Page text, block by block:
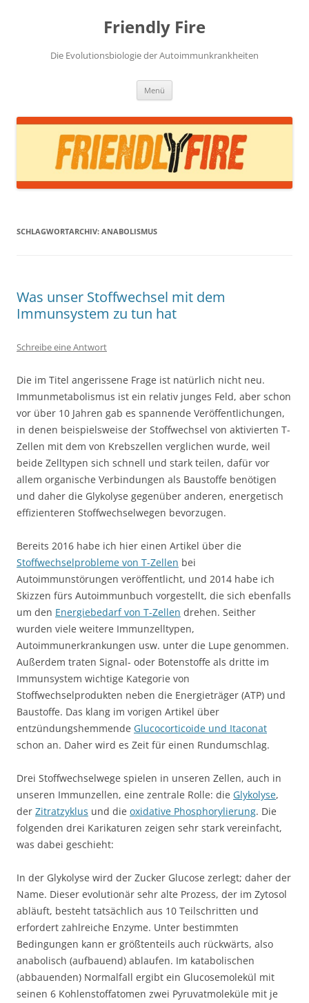
Friendly Fire
Die Evolutionsbiologie der Autoimmunkrankheiten
Menü
SCHLAGWORTARCHIV: ANABOLISMUS
Was unser Stoffwechsel mit dem
Immunsystem zu tun hat
Schreibe eine Antwort
Die im Titel angerissene Frage ist natürlich nicht neu.
Immunmetabolismus ist ein relativ junges Feld, aber schon
vor über 10 Jahren gab es spannende Veröffentlichungen,
in denen beispielsweise der Stoffwechsel von aktivierten T-
Zellen mit dem von Krebszellen verglichen wurde, weil
beide Zelltypen sich schnell und stark teilen, dafür vor
allem organische Verbindungen als Baustoffe benötigen
und daher die Glykolyse gegenüber anderen, energetisch
effizienteren Stoffwechselwegen bevorzugen.
Bereits 2016 habe ich hier einen Artikel über die
Stoffwechselprobleme von T-Zellen bei
Autoimmunstörungen veröffentlicht, und 2014 habe ich
Skizzen fürs Autoimmunbuch vorgestellt, die sich ebenfalls
um den Energiebedarf von T-Zellen drehen. Seither
wurden viele weitere Immunzelltypen,
Autoimmunerkrankungen usw. unter die Lupe genommen.
Außerdem traten Signal- oder Botenstoffe als dritte im
Immunsystem wichtige Kategorie von
Stoffwechselprodukten neben die Energieträger (ATP) und
Baustoffe. Das klang im vorigen Artikel über
entzündungshemmende Glucocorticoide und Itaconat
schon an. Daher wird es Zeit für einen Rundumschlag.
Drei Stoffwechselwege spielen in unseren Zellen, auch in
unseren Immunzellen, eine zentrale Rolle: die Glykolyse,
der Zitratzyklus und die oxidative Phosphorylierung. Die
folgenden drei Karikaturen zeigen sehr stark vereinfacht,
was dabei geschieht:
In der Glykolyse wird der Zucker Glucose zerlegt; daher der
Name. Dieser evolutionär sehr alte Prozess, der im Zytosol
abläuft, besteht tatsächlich aus 10 Teilschritten und
erfordert zahlreiche Enzyme. Unter bestimmten
Bedingungen kann er größtenteils auch rückwärts, also
anabolisch (aufbauend) ablaufen. Im katabolischen
(abbauenden) Normalfall ergibt ein Glucosemolekül mit
seinen 6 Kohlenstoffatomen zwei Pyruvatmoleküle mit je